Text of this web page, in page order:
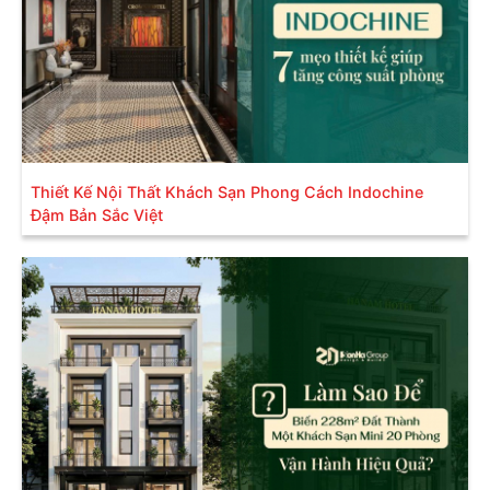
Peninsula Resort 5 Sao ,Khách Sạn 3 Sao Phú Thắng
mà chúng tôi thực hiện đều đang hoạt động rất hiệu
quả. Từ những công trình thực tế như vậy, Sơn Hà
Group đã đức kết và càng khẳng định chắc chắn
rằng lợi thế về mặt thiết kế sẽ giúp cho khách sạn gia
tăng tính cạnh tranh trên thị trường cũng như mang
Giúp dự án đạt được thị hiếu mong muốn, tối đa
tiện nghi và trải nghiệm khách hàng: Thị hiếu
của thị trường ngày một cao cho nhu cầu hưởng
thụ thành quả lao động lớn. Mọi người đều có
mong muốn được nghỉ ngơi tại không gian tiện
nghi, an toàn, thoải mái và đặc biệt là có tính
thẩm mỹ cao. Bởi không ai muốn chi trả cho
một không gian nghỉ dưỡng quá bình thường và
không thỏa mãn được nhu cầu duy mỹ.Sự tiện
nghi sẽ dễ dàng kích thích sự hài lòng của con
người. Nhữngthiết kế khách sạn
tiện nghi về
Thiết Kế Nội Thất Khách Sạn Phong Cách Indochine
Đậm Bản Sắc Việt